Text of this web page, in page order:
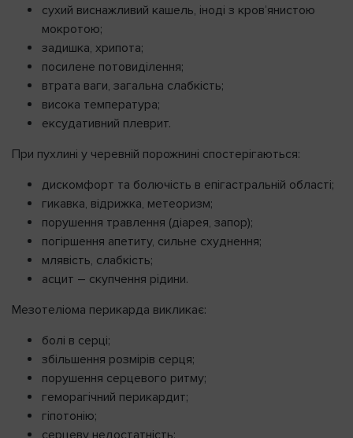
сухий виснажливий кашель, іноді з кров’янистою
мокротою;
задишка, хрипота;
посилене потовиділення;
втрата ваги, загальна слабкість;
висока температура;
ексудативний плеврит.
При пухлині у черевній порожнині спостерігаються:
дискомфорт та болючість в епігастральній області;
гикавка, відрижка, метеоризм;
порушення травлення (діарея, запор);
погіршення апетиту, сильне схуднення;
млявість, слабкість;
асцит – скупчення рідини.
Мезотеліома перикарда викликає:
болі в серці;
збільшення розмірів серця;
порушення серцевого ритму;
геморагічний перикардит;
гіпотонію;
серцеву недостатність;